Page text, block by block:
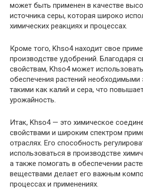
может быть применен в качестве
источника серы, которая широко
химических реакциях и процессах.
Кроме того, Khso4 находит свое
производстве удобрений. Благодаря
свойствам, Khso4 может
обеспечения растений необходимыми
такими как калий и сера, что
урожайность.
Итак, Khso4 — это химическое
свойствами и широким спектром
отраслях. Его способность
использоваться в производстве
а также помогать в обеспечении
веществами делает его важным
процессах и применениях.